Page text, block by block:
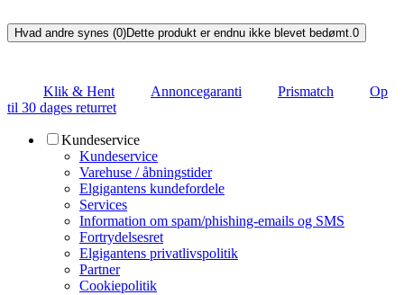
Hvad andre synes (0)Dette produkt er endnu ikke blevet bedømt.0
Klik & Hent Annoncegaranti Prismatch
Op
til 30 dages returret
Kundeservice
Kundeservice
Varehuse / åbningstider
Elgigantens kundefordele
Services
Information om spam/phishing-emails og SMS
Fortrydelsesret
Elgigantens privatlivspolitik
Partner
Cookiepolitik